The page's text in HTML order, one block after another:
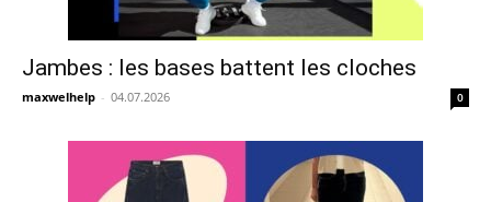
Jambes : les bases battent les cloches
maxwelhelp - 04.07.2026 0